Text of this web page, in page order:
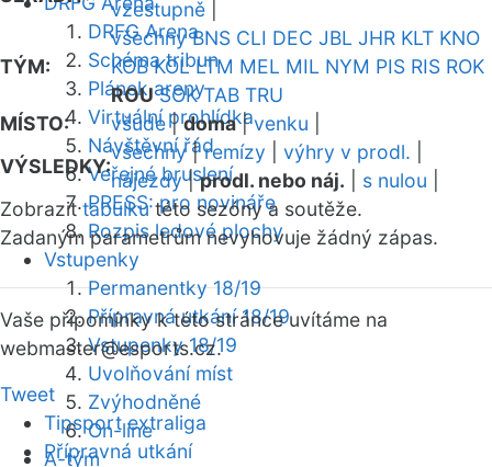
DRFG Arena
Schéma tribun
Plánek areny
Virtuální prohlídka
Návštěvní řád
Veřejné bruslení
PRESS: pro novináře
Rozpis ledové plochy
Vstupenky
Permanentky 18/19
Přípravná utkání 18/19
Vstupenky 18/19
Uvolňování míst
Zvýhodněné
On-line
A-tým
vzestupně
TÝM:
všechny BNS CLI DEC JBL JHR KLT KNO
KOB KOL LTM MEL MIL NYM PIS RIS ROK
ROU SOK TAB TRU
MÍSTO:
všude|doma|venku
VÝSLEDKY:
všechny|remízy výhry v prodl.
nájezdy|prodl. nebo náj. s nulou
Zobrazittabulkutéto sezóny a soutěže.
Zadaným parametrům nevyhovuje žádný zápas.
Vaše připomínky k této stránce uvítáme na
webmaster@esports.cz.
Tweet
Tipsport extraliga
Přípravná utkání